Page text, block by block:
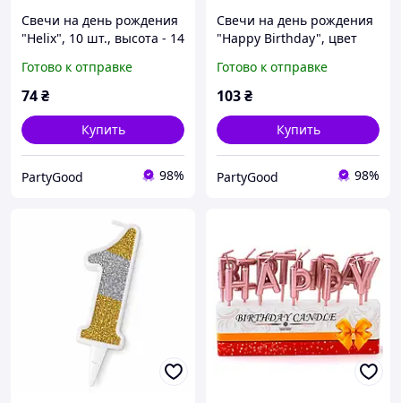
Свечи на день рождения
"Helix", 10 шт., высота - 14
Готово к отправке
74₴
Купить
PartyGood 98%
Свечи на день рождения
"Happy Birthday", цвет
Готово к отправке
103₴
Купить
PartyGood 98%